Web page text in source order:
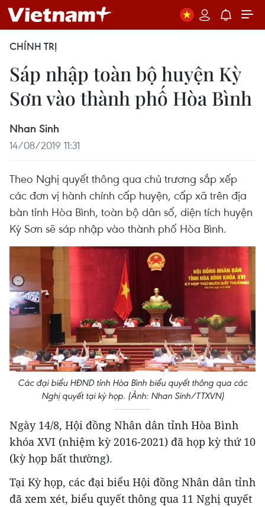
CHÍNH TRỊ
Sáp nhập toàn bộ huyện Kỳ
Sơn vào thành phố Hòa Bình
Nhan Sinh
14/08/2019 11:31
Theo Nghị quyết thông qua chủ trương sắp xếp
các đơn vị hành chính cấp huyện, cấp xã trên địa
bàn tỉnh Hòa Bình, toàn bộ dân số, diện tích huyện
Kỳ Sơn sẽ sáp nhập vào thành phố Hòa Bình.
Các đại biểu HĐND tỉnh Hòa Bình biểu quyết thông qua các
Nghị quyết tại kỳ họp. (Ảnh: Nhan Sinh/TTXVN)
Ngày 14/8, Hội đồng Nhân dân tỉnh Hòa Bình
khóa XVI (nhiệm kỳ 2016-2021) đã họp kỳ thứ 10
(kỳ họp bất thường).
Tại Kỳ họp, các đại biểu Hội đồng Nhân dân tỉnh
đã xem xét, biểu quyết thông qua 11 Nghị quyết